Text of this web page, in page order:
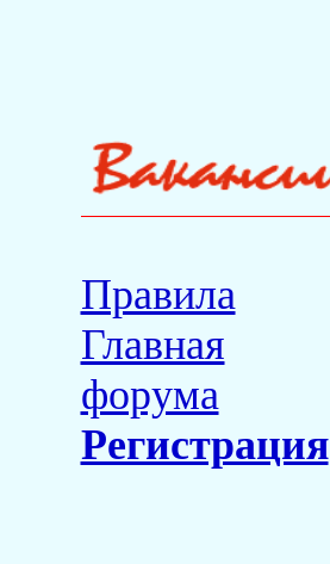
Правила
Главная
форума
Регистрация